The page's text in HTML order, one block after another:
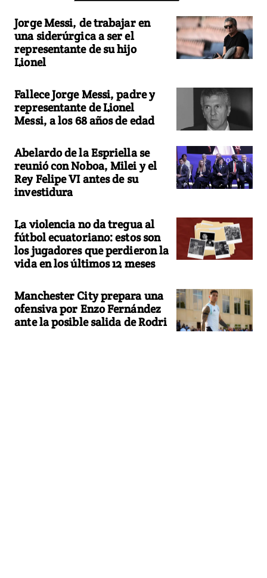
Jorge Messi, de trabajar en
una siderúrgica a ser el
representante de su hijo
Lionel
Fallece Jorge Messi, padre y
representante de Lionel
Messi, a los 68 años de edad
Abelardo de la Espriella se
reunió con Noboa, Milei y el
Rey Felipe VI antes de su
investidura
La violencia no da tregua al
fútbol ecuatoriano: estos son
los jugadores que perdieron la
vida en los últimos 12 meses
Manchester City prepara una
ofensiva por Enzo Fernández
ante la posible salida de Rodri